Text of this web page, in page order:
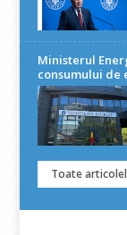
Ministerul
consumului de
Toate